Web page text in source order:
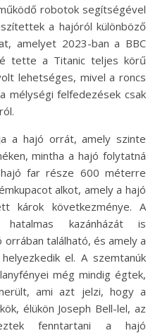
robotok segítségével
a hajóról különböző
amelyet 2023-ban a BBC
tette a Titanic teljes körű
lehetséges, mivel a roncs
mélységi felfedezések csak
a hajó orrát, amely szinte
mintha a hajó folytatná
far része 600 méterre
alkot, amely a hajó
károk következménye. A
kazánházát is
orrában található, és amely a
el. A szemtanúk
még mindig égtek,
ami azt jelzi, hogy a
élükön Joseph Bell-lel, az
fenntartani a hajó